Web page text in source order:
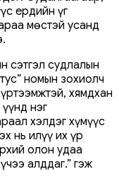
ердийн үг
мөстэй усанд
сэтгэл судлалын
номын зохиолч
хямдхан
нэг
хэлдэг хүмүүс
нь илүү их үр
олон удаа
алддаг.” гэж